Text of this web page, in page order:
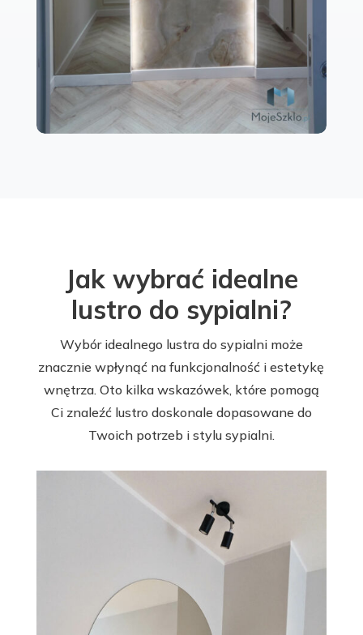
Jak wybrać idealne
lustro do sypialni?
Wybór idealnego lustra do sypialni może
znacznie wpłynąć na funkcjonalność i estetykę
wnętrza. Oto kilka wskazówek, które pomogą
Ci znaleźć lustro doskonale dopasowane do
Twoich potrzeb i stylu sypialni.